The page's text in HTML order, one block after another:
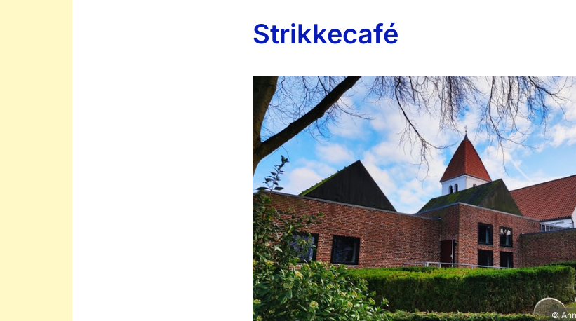
Strikkecafé
©